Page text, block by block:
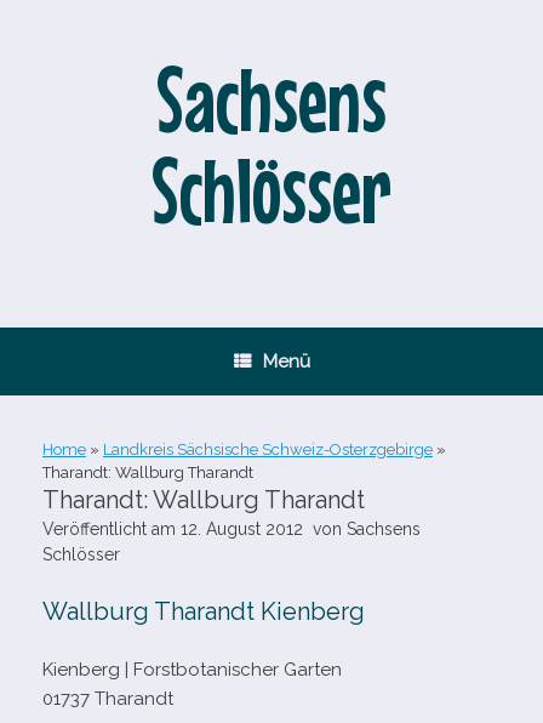
Sachsens
Schlösser
Menü
Home » Landkreis Sächsische Schweiz-Osterzgebirge »
Tharandt: Wallburg Tharandt
Tharandt: Wallburg Tharandt
Veröffentlicht am 12. August 2012 von Sachsens
Schlösser
Wallburg Tharandt Kienberg
Kienberg | Forstbotanischer Garten
01737 Tharandt